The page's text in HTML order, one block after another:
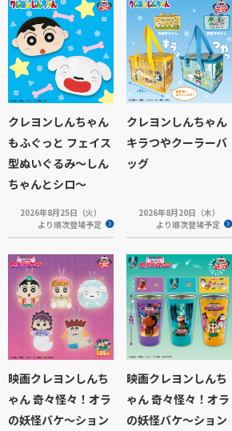
クレヨンしんちゃん
もふぐっと フェイス
型ぬいぐるみ～しん
ちゃんとシロ～
2026年8月25日（火）
より順次登場予定
クレヨンしんちゃん
キラつやクーラーバ
ッグ
2026年8月20日（木）
より順次登場予定
映画クレヨンしんち
ゃん 奇々怪々！オラ
の妖怪バケ～ション
映画クレヨンしんち
ゃん 奇々怪々！オラ
の妖怪バケ～ション